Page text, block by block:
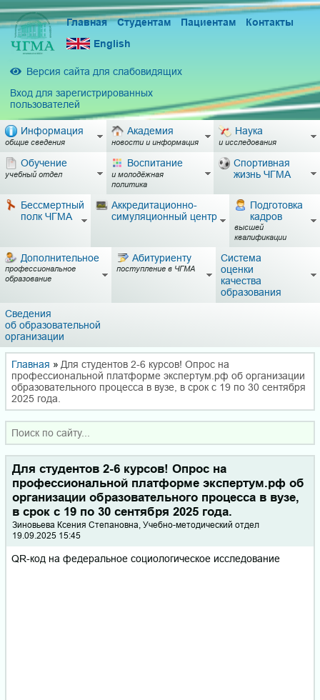
Главная Студентам Пациентам
Контакты
English
Версия сайта для слабовидящих
Вход для зарегистрированных
пользователей
Информация
общие сведения
Академия
новости и информация
Наука
и исследования
Обучение
учебный отдел
Воспитание
и молодёжная
политика
Спортивная
жизнь ЧГМА
Бессмертный
полк ЧГМА
Аккредитационно-
симуляционный центр
Подготовка
кадров
высшей
квалификации
Дополнительное
профессиональное
образование
Абитуриенту
поступление в ЧГМА
Система
оценки
качества
образования
Сведения
об образовательной
организации
Главная » Для студентов 2-6 курсов! Опрос на
профессиональной платформе экспертум.рф об организации
образовательного процесса в вузе, в срок с 19 по 30 сентября
2025 года.
Для студентов 2-6 курсов! Опрос на
профессиональной платформе экспертум.рф об
организации образовательного процесса в вузе,
в срок с 19 по 30 сентября 2025 года.
Зиновьева Ксения Степановна, Учебно-методический отдел
19.09.2025 15:45
QR-код на федеральное социологическое исследование